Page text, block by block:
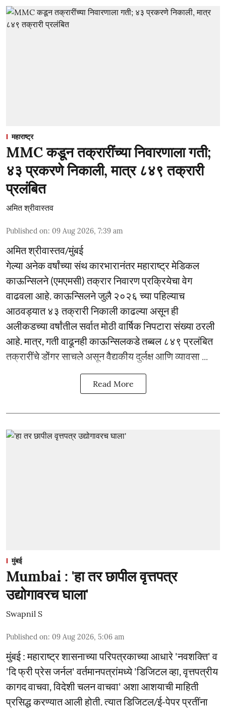
महाराष्ट्र
MMC कडून तक्रारींच्या निवारणाला गती;
४३ प्रकरणे निकाली, मात्र ८४९ तक्रारी
प्रलंबित
अमित श्रीवास्तव
Published on: 09 Aug 2026, 7:39 am
अमित श्रीवास्तव/मुंबई
गेल्या अनेक वर्षांच्या संथ कारभारानंतर महाराष्ट्र मेडिकल
काऊन्सिलने (एमएमसी) तक्रार निवारण प्रक्रियेचा वेग
वाढवला आहे. काऊन्सिलने जुलै २०२६ च्या पहिल्याच
आठवड्यात ४३ तक्रारी निकाली काढल्या असून ही
अलीकडच्या वर्षांतील सर्वात मोठी वार्षिक निपटारा संख्या ठरली
आहे. मात्र, गती वाढूनही काऊन्सिलकडे तब्बल ८४९ प्रलंबित
तक्रारींचे डोंगर साचले असून वैद्यकीय दुर्लक्ष आणि व्यावसा ...
Read More
मुंबई
Mumbai : 'हा तर छापील वृत्तपत्र
उद्योगावरच घाला'
Swapnil S
Published on: 09 Aug 2026, 5:06 am
मुंबई : महाराष्ट्र शासनाच्या परिपत्रकाच्या आधारे 'नवशक्ति' व
'दि फ्री प्रेस जर्नल' वर्तमानपत्रांमध्ये 'डिजिटल व्हा, वृत्तपत्रीय
कागद वाचवा, विदेशी चलन वाचवा' अशा आशयाची माहिती
प्रसिद्ध करण्यात आली होती. त्यात डिजिटल/ई-पेपर प्रतींना